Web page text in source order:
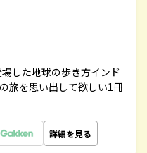
した地球の歩き方インド
旅を思い出して欲しい1冊
詳細を見る